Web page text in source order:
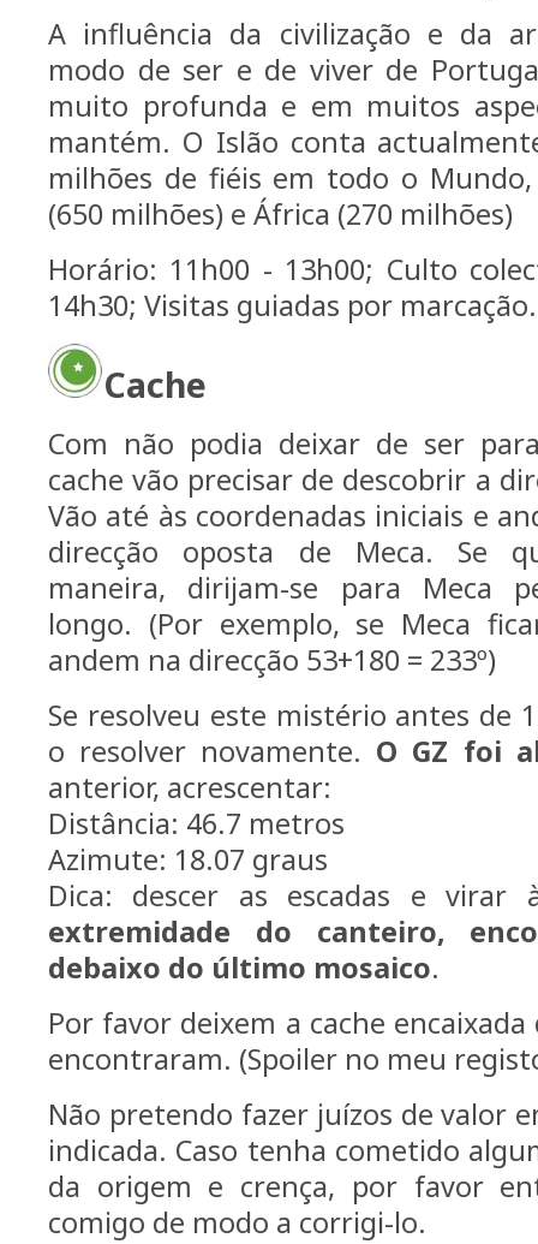
A influência da civilização e da
modo de ser e de viver de
muito profunda e em muitos
mantém. O Islão conta
milhões de fiéis em todo o
(650 milhões) e África (270 milhões)
Horário: 11h00 - 13h00; Culto
14h30; Visitas guiadas por marcação.
Cache
Com não podia deixar de ser
cache vão precisar de descobrir a
Vão até às coordenadas iniciais e
direcção oposta de Meca. Se
maneira, dirijam-se para Meca
longo. (Por exemplo, se Meca
andem na direcção 53+180 = 233º)
Se resolveu este mistério antes de
o resolver novamente. O GZ foi
anterior, acrescentar:
Distância: 46.7 metros
Azimute: 18.07 graus
Dica: descer as escadas e
extremidade do canteiro,
debaixo do último mosaico.
Por favor deixem a cache
encontraram. (Spoiler no meu
Não pretendo fazer juízos de valor
indicada. Caso tenha cometido
da origem e crença, por favor
comigo de modo a corrigi-lo.